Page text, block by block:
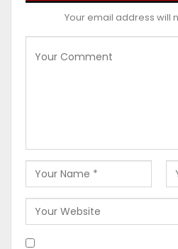
Your email address will